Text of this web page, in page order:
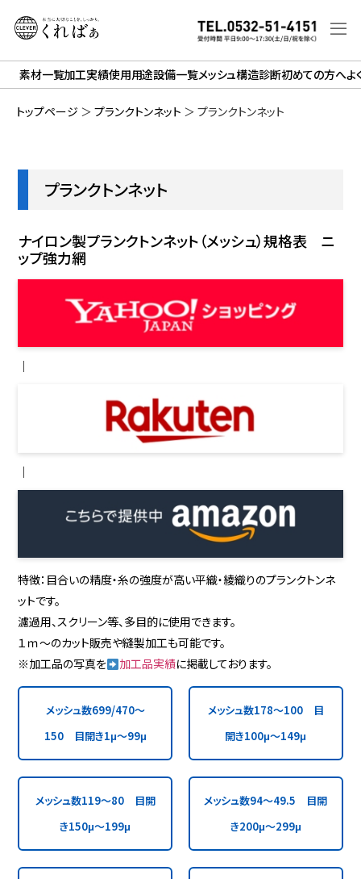
素材一覧加工実績使用用途設備一覧メッシュ構造診断初めての方へよ
トップページ ＞ プランクトンネット ＞ プランクトンネット
プランクトンネット
ナイロン製プランクトンネット（メッシュ）規格表 ニ
ップ強力網
｜
｜
特徴：目合いの精度・糸の強度が高い平織・綾織りのプランクトンネ
ットです。
濾過用、スクリーン等、多目的に使用できます。
１ｍ～のカット販売や縫製加工も可能です。
※加工品の写真を
加工品実績に掲載しております。
メッシュ数699/470～
150 目開き1μ～99μ
メッシュ数178～100 目
開き100μ～149μ
メッシュ数119～80 目開
き150μ～199μ
メッシュ数94～49.5 目開
き200μ～299μ